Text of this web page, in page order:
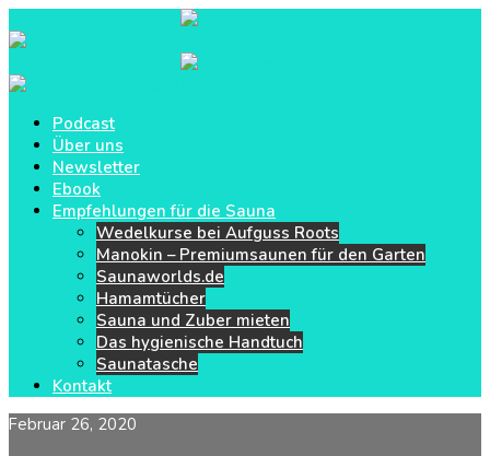
Podcast
Über uns
Newsletter
Ebook
Empfehlungen für die Sauna
Wedelkurse bei Aufguss Roots
Manokin – Premiumsaunen für den Garten
Saunaworlds.de
Hamamtücher
Sauna und Zuber mieten
Das hygienische Handtuch
Saunatasche
Kontakt
Februar 26, 2020